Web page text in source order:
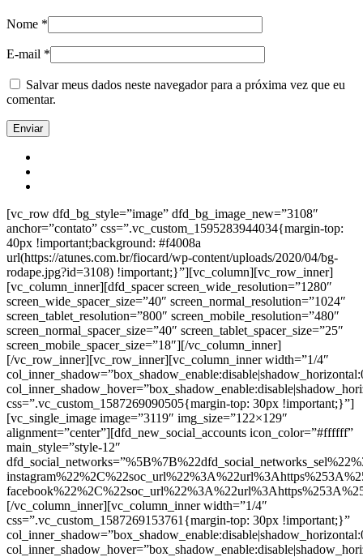
Nome *
E-mail *
Salvar meus dados neste navegador para a próxima vez que eu
comentar.
[vc_row dfd_bg_style=”image” dfd_bg_image_new=”3108″
anchor=”contato” css=”.vc_custom_1595283944034{margin-top:
40px !important;background: #f4008a
url(https://atunes.com.br/fiocard/wp-content/uploads/2020/04/bg-
rodape.jpg?id=3108) !important;}”][vc_column][vc_row_inner]
[vc_column_inner][dfd_spacer screen_wide_resolution=”1280″
screen_wide_spacer_size=”40″ screen_normal_resolution=”1024″
screen_tablet_resolution=”800″ screen_mobile_resolution=”480″
screen_normal_spacer_size=”40″ screen_tablet_spacer_size=”25″
screen_mobile_spacer_size=”18″][/vc_column_inner]
[/vc_row_inner][vc_row_inner][vc_column_inner width=”1/4″
css=”.vc_custom_1587269090505{margin-top: 30px !important;}”]
[vc_single_image image=”3119″ img_size=”122×129″
alignment=”center”][dfd_new_social_accounts icon_color=”#ffffff”
main_style=”style-12″
[/vc_column_inner][vc_column_inner width=”1/4″
css=”.vc_custom_1587269153761{margin-top: 30px !important;}”